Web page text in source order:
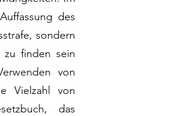
des
sondern
zu finden sein
von
Vielzahl von
das